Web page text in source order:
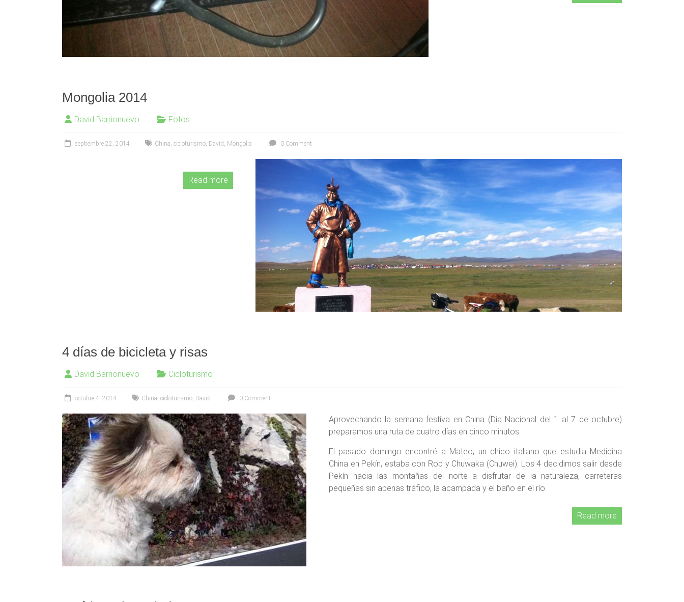
Mongolia 2014
David Barrionuevo Fotos
septiembre 22, 2014 China, cicloturismo, David , Mongolia 0 Comment
Read more
4 días de bicicleta y risas
David Barrionuevo Cicloturismo
octubre 4, 2014 China, cicloturismo, David 0 Comment
Aprovechando la semana festiva en China (Dia Nacional del 1 al 7 de octubre)
preparamos una ruta de cuatro días en cinco minutos.
El pasado domingo encontré a Mateo, un chico italiano que estudia Medicina
China en Pekín, estaba con Rob y Chuwaka (Chuwei). Los 4 decidimos salir desde
Pekín hacia las montañas del norte a disfrutar de la naturaleza, carreteras
pequeñas sin apenas tráfico, la acampada y el baño en el río.
Read more